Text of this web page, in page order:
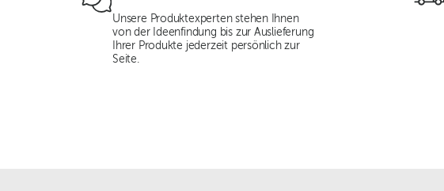
Unsere Produktexperten stehen Ihnen
von der Ideenfindung bis zur Auslieferung
Ihrer Produkte jederzeit persönlich zur
Seite.